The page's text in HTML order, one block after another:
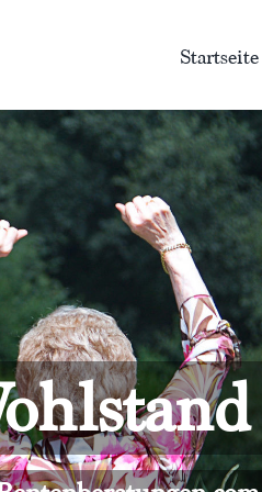
Startseite